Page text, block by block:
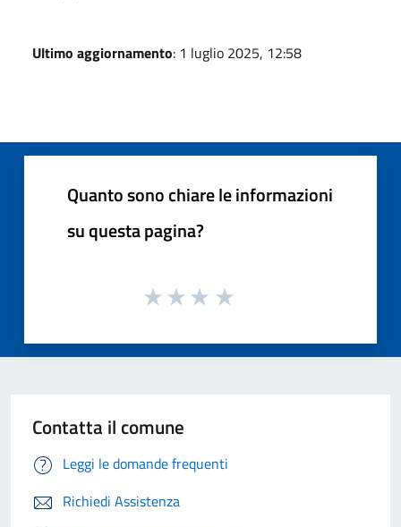
Ultimo aggiornamento: 1 luglio 2025, 12:58
Quanto sono chiare le informazioni
su questa pagina?
Contatta il comune
Leggi le domande frequenti
Richiedi Assistenza